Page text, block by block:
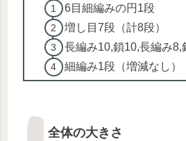
6目細編みの円1段
増し目7段（計8段）
長編み10,鎖10,長編み8,
細編み1段（増減なし）
全体の大きさ